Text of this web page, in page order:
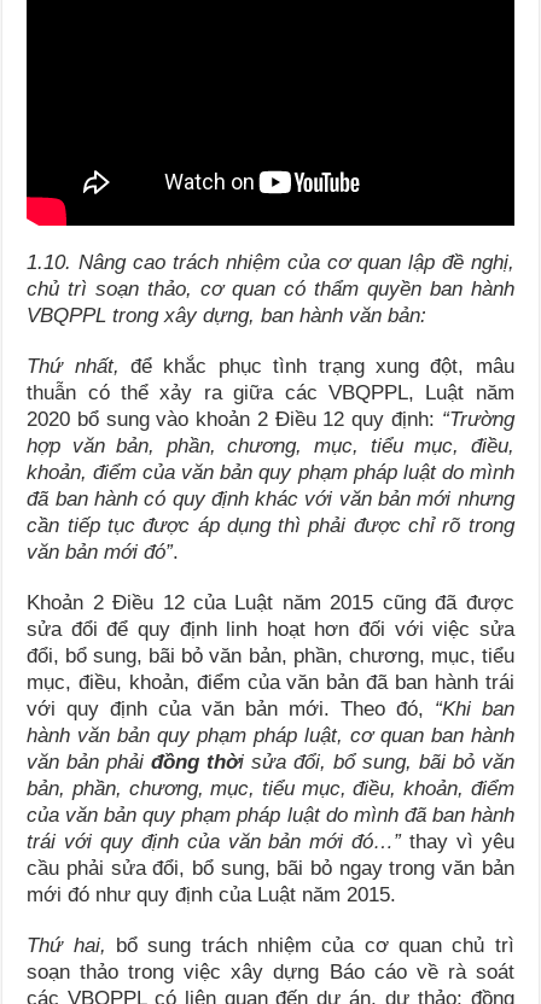
1.10. Nâng cao trách nhiệm của cơ quan lập đề nghị,
chủ trì soạn thảo, cơ quan có thẩm quyền ban hành
VBQPPL trong xây dựng, ban hành văn bản:
Thứ nhất, để khắc phục tình trạng xung đột, mâu
thuẫn có thể xảy ra giữa các VBQPPL, Luật năm
2020 bổ sung vào khoản 2 Điều 12 quy định: “Trường
hợp văn bản, phần, chương, mục, tiểu mục, điều,
khoản, điểm của văn bản quy phạm pháp luật do mình
đã ban hành có quy định khác với văn bản mới nhưng
cần tiếp tục được áp dụng thì phải được chỉ rõ trong
văn bản mới đó”.
Khoản 2 Điều 12 của Luật năm 2015 cũng đã được
sửa đổi để quy định linh hoạt hơn đối với việc sửa
đổi, bổ sung, bãi bỏ văn bản, phần, chương, mục, tiểu
mục, điều, khoản, điểm của văn bản đã ban hành trái
với quy định của văn bản mới. Theo đó, “Khi ban
hành văn bản quy phạm pháp luật, cơ quan ban hành
văn bản phảiđồng thời sửa đổi, bổ sung, bãi bỏ văn
bản, phần, chương, mục, tiểu mục, điều, khoản, điểm
của văn bản quy phạm pháp luật do mình đã ban hành
trái với quy định của văn bản mới đó…”thay vì yêu
cầu phải sửa đổi, bổ sung, bãi bỏ ngay trong văn bản
mới đó như quy định của Luật năm 2015.
Thứ hai, bổ sung trách nhiệm của cơ quan chủ trì
soạn thảo trong việc xây dựng Báo cáo về rà soát
các VBQPPL có liên quan đến dự án, dự thảo; đồng